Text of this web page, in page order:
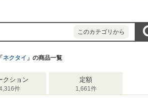
このカテゴリから
「 ネクタイ 」の商品一覧
クション
件
定額
1,661件